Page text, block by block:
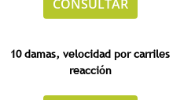
CONSULTAR
10 damas, velocidad por carriles
reacción